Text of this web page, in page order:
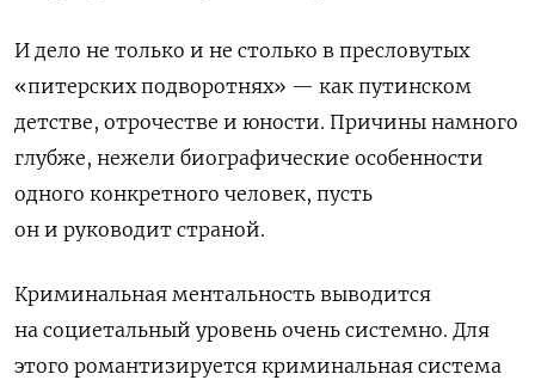
И дело не только и не столько в пресловутых
«питерских подворотнях» — как путинском
детстве, отрочестве и юности. Причины намного
глубже, нежели биографические особенности
одного конкретного человек, пусть
он и руководит страной.
Криминальная ментальность выводится
на социетальный уровень очень системно. Для
этого романтизируется криминальная система